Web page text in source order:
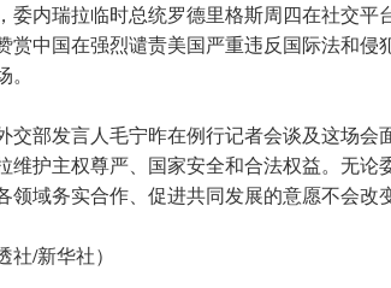
委内瑞拉临时总统罗德里格斯周四在社交平
赏中国在强烈谴责美国严重违反国际法和侵
交部发言人毛宁昨在例行记者会谈及这场会
维护主权尊严、国家安全和合法权益。无论
领域务实合作、促进共同发展的意愿不会改变
社/新华社）